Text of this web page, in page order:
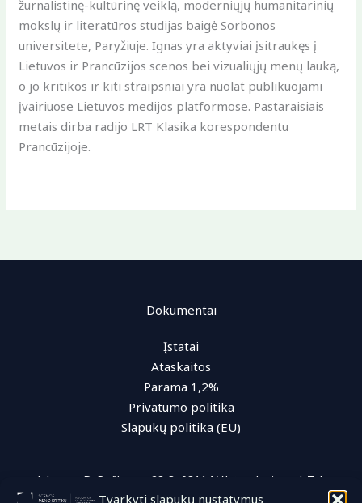
Tvarkyti slapukų nustatymus
žurnalistinę-kultūrinę veiklą, moderniųjų humanitarinių
mokslų ir literatūros studijas baigė Sorbonos
universitete, Paryžiuje. Ignas yra aktyviai įsitraukęs į
Lietuvos ir Prancūzijos scenos bei vizualiųjų menų lauką,
o jo kritikos ir kiti straipsniai yra nuolat publikuojami
įvairiuose Lietuvos medijos platformose. Pastaraisiais
metais dirba radijo LRT Klasika korespondentu
Prancūzijoje.
Dokumentai
Įstatai
Ataskaitos
Parama 1,2%
Privatumo politika
Slapukų politika (EU)
Adresas: D. Poškos g. 28-3, 08114 Vilnius, Lietuva | Tel.:
+370 (616) 96 622 | El. paštas: info@smka.lt